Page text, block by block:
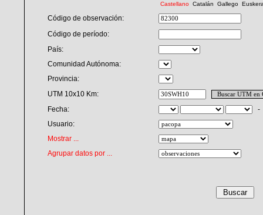
Castellano Catalán Gallego
Código de observación:
Código de período:
País:
Comunidad Autónoma:
Provincia:
UTM 10x10 Km:
Fecha:
Usuario:
Mostrar ...
Agrupar datos por ...